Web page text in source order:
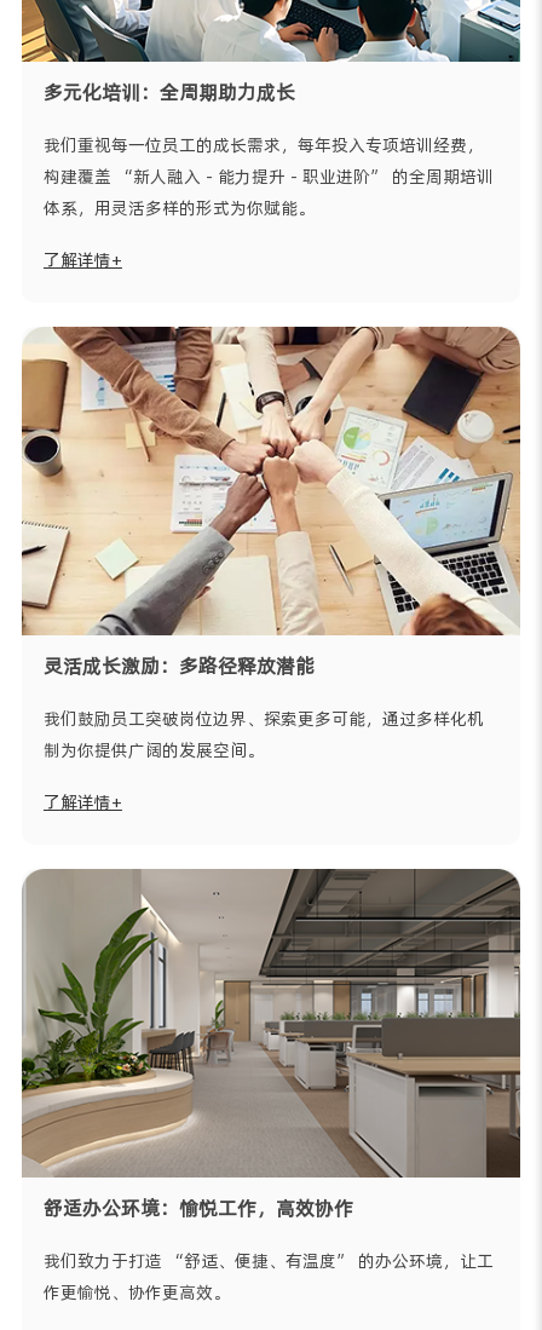
多元化培训：全周期助力成长
我们重视每一位员工的成长需求，每年投入专项培训经费，
构建覆盖 “新人融入 - 能力提升 - 职业进阶” 的全周期培训
体系，用灵活多样的形式为你赋能。
了解详情+
灵活成长激励：多路径释放潜能
我们鼓励员工突破岗位边界、探索更多可能，通过多样化机
制为你提供广阔的发展空间。
了解详情+
舒适办公环境：愉悦工作，高效协作
我们致力于打造 “舒适、便捷、有温度” 的办公环境，让工
作更愉悦、协作更高效。